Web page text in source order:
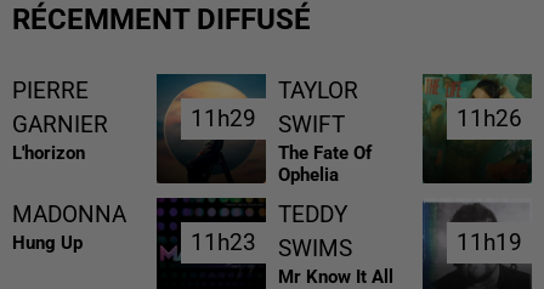
RÉCEMMENT DIFFUSÉ
PIERRE
GARNIER
L'horizon
11h29
11h29
TAYLOR
SWIFT
The Fate Of
Ophelia
11h26
11h26
MADONNA
Hung Up 11h23
11h23
TEDDY
SWIMS
Mr Know It All
11h19
11h19